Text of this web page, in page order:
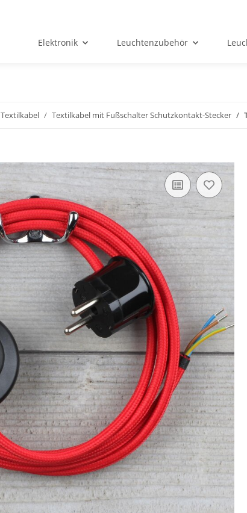
Elektronik Leuchtenzubehör
Textilkabel Textilkabel mit Fußschalter Schutzkontakt-Stecker